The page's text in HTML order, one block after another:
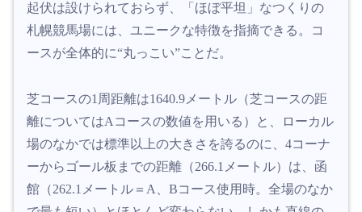
起伏は設けられておらず、「ほぼ平坦」なつくりの
札幌競馬場には、ユニークな特徴を指摘できる。コ
ースが全体的に“丸っこい”ことだ。
芝コースの1周距離は1640.9メートル（芝コースの距
離についてはAコースの数値を用いる）と、ローカル
場のなかでは標準以上の大きさを誇るのに、4コーナ
ーからゴール板までの距離（266.1メートル）は、函
館（262.1メートル＝A、Bコース使用時。全場のなか